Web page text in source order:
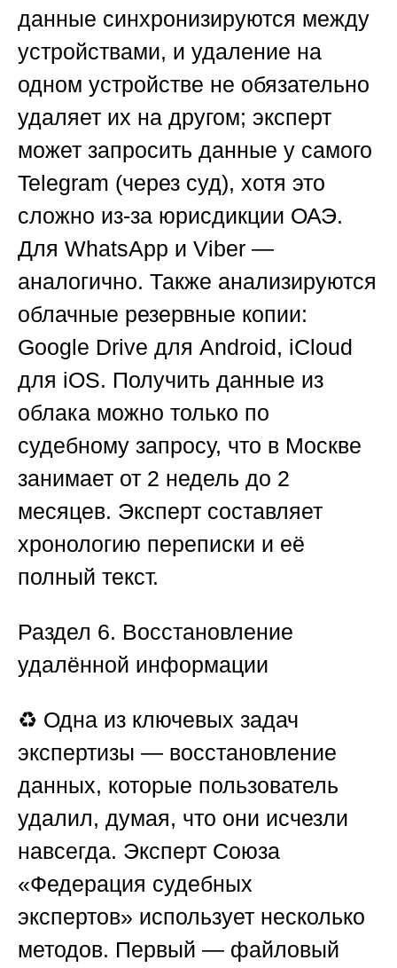
данные синхронизируются между
устройствами, и удаление на
одном устройстве не обязательно
удаляет их на другом; эксперт
может запросить данные у самого
Telegram (через суд), хотя это
сложно из-за юрисдикции ОАЭ.
Для WhatsApp и Viber —
аналогично. Также анализируются
облачные резервные копии:
Google Drive для Android, iCloud
для iOS. Получить данные из
облака можно только по
судебному запросу, что в Москве
занимает от 2 недель до 2
месяцев. Эксперт составляет
хронологию переписки и её
полный текст.
Раздел 6. Восстановление
удалённой информации
♻️ Одна из ключевых задач
экспертизы — восстановление
данных, которые пользователь
удалил, думая, что они исчезли
навсегда. Эксперт Союза
«Федерация судебных
экспертов» использует несколько
методов. Первый — файловый